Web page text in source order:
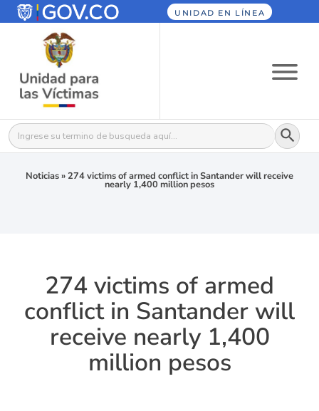
UNIDAD EN LÍNEA
Buscar: Botón
Noticias» 274 victims of armed conflict in Santander will receive
nearly 1,400 million pesos
274 victims of armed
conflict in Santander will
receive nearly 1,400
million pesos